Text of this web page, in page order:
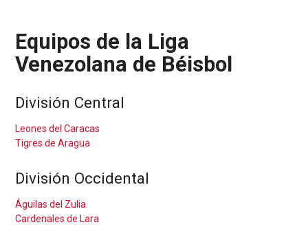
Equipos de la Liga
Venezolana de Béisbol
División Central
Leones del Caracas
Tigres de Aragua
División Occidental
Águilas del Zulia
Cardenales de Lara